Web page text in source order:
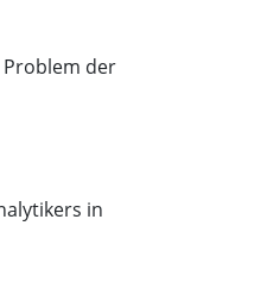
Problem der
in